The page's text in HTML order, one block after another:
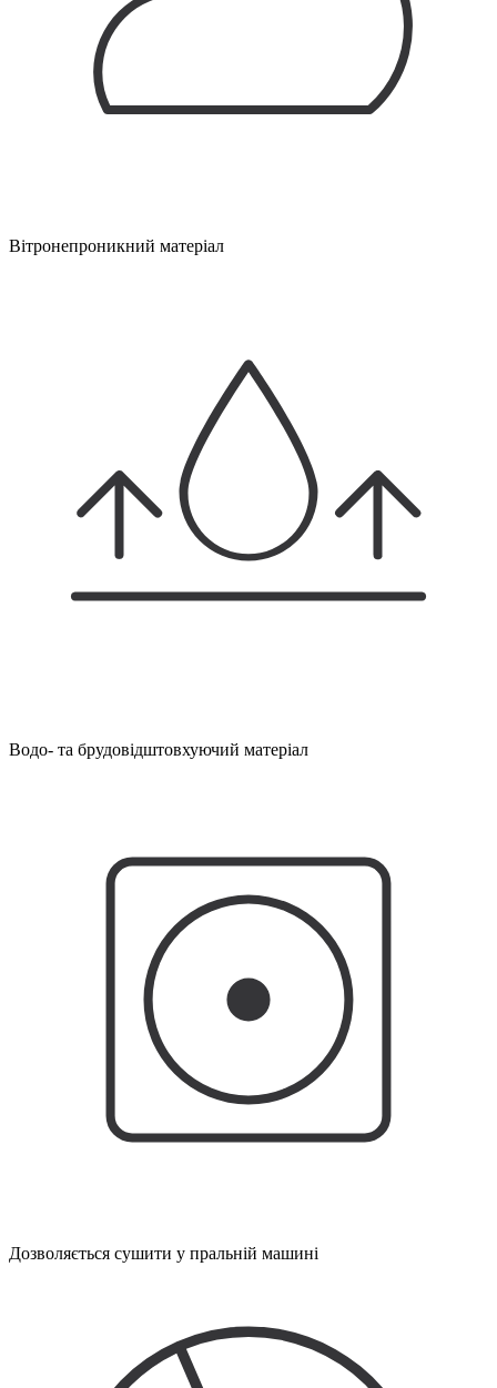
Вітронепроникний матеріал
Водо- та брудовідштовхуючий матеріал
Дозволяється сушити у пральній машині